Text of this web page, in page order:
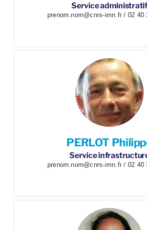
Service administratif
prenom.nom@cnrs-imn.fr / 02 40
PERLOT
Service
prenom.nom@cnrs-imn.fr / 02 40